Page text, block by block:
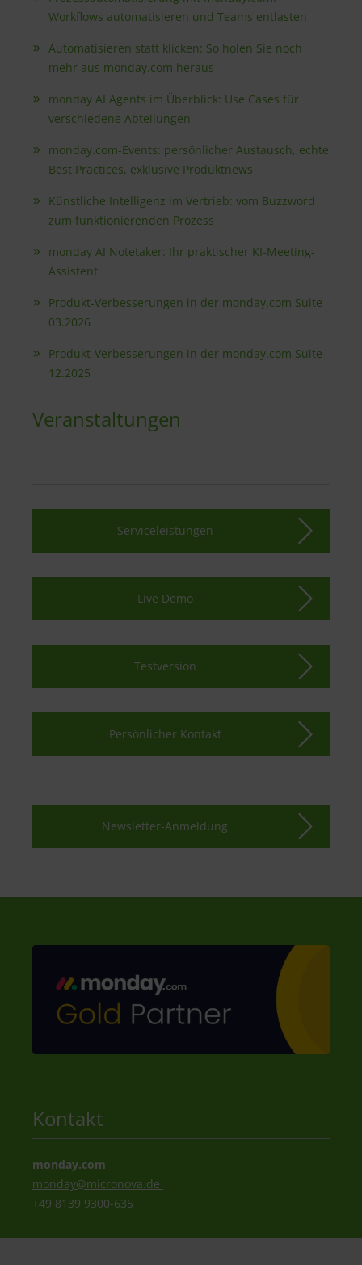
Workflows automatisieren und Teams entlasten
Automatisieren statt klicken: So holen Sie noch
mehr aus monday.com heraus
monday AI Agents im Überblick: Use Cases für
verschiedene Abteilungen
monday.com-Events: persönlicher Austausch, echte
Best Practices, exklusive Produktnews
Künstliche Intelligenz im Vertrieb: vom Buzzword
zum funktionierenden Prozess
monday AI Notetaker: Ihr praktischer KI-Meeting-
Assistent
Produkt-Verbesserungen in der monday.com Suite
03.2026
Produkt-Verbesserungen in der monday.com Suite
12.2025
Veranstaltungen
Serviceleistungen
Live Demo
Testversion
Persönlicher Kontakt
Newsletter-Anmeldung
Kontakt
monday.com
monday@micronova.de
+49 8139 9300-635